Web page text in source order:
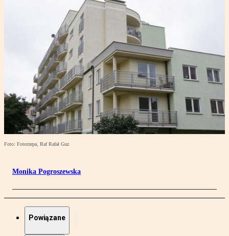
Foto: Fotorzepa, Raf Rafał Guz
Monika Pogroszewska
Powiązane